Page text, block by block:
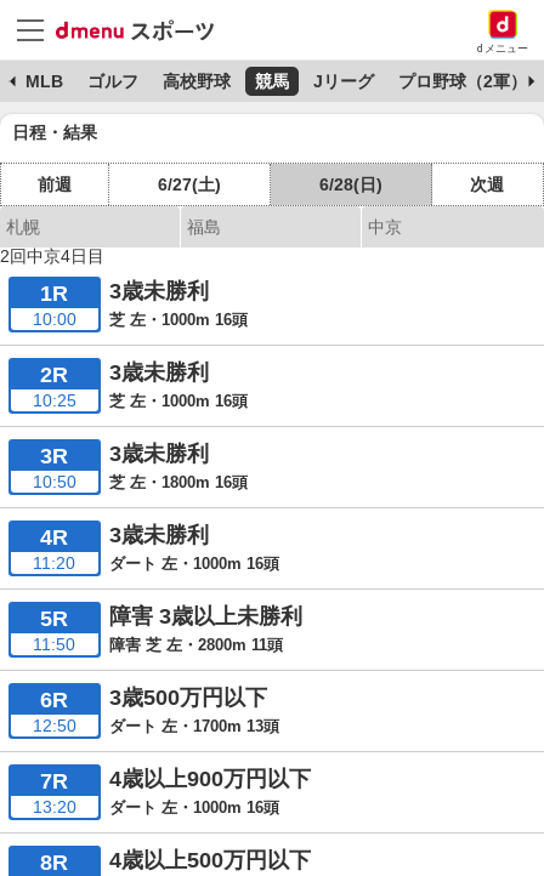
dメニュー
MLB ゴルフ 高校野球 競馬 Jリーグ プロ野球（2軍）
日程・結果
前週 6/27(土) 6/28(日) 次週
札幌 福島
中京
2回中京4日目
1R
10:00
3歳未勝利
芝 左・1000m 16頭
2R
10:25
3歳未勝利
芝 左・1000m 16頭
3R
10:50
3歳未勝利
芝 左・1800m 16頭
4R
11:20
3歳未勝利
ダート 左・1000m 16頭
5R
11:50
障害 3歳以上未勝利
障害 芝 左・2800m 11頭
6R
12:50
3歳500万円以下
ダート 左・1700m 13頭
7R
13:20
4歳以上900万円以下
ダート 左・1000m 16頭
8R 4歳以上500万円以下